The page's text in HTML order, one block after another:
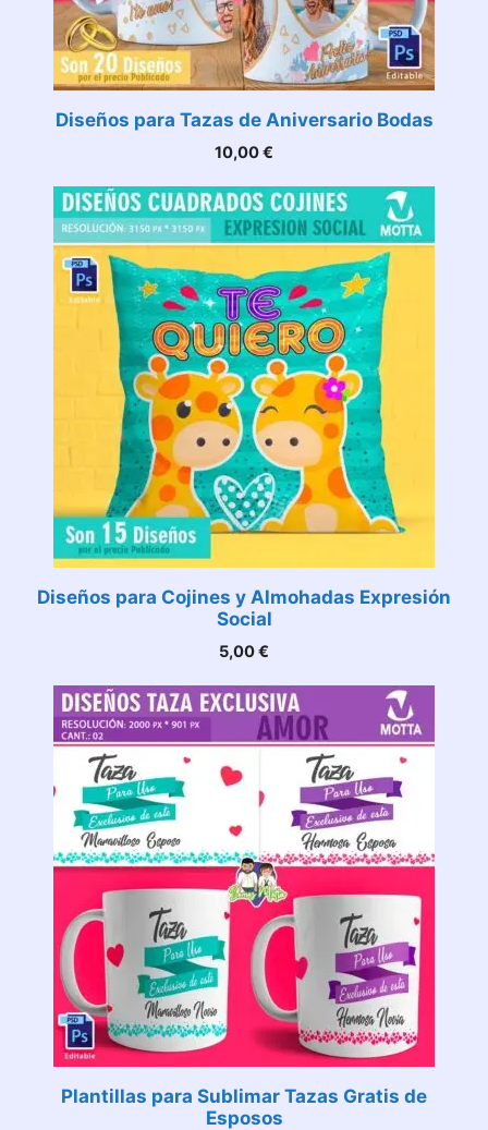
Diseños para Tazas de Aniversario Bodas
10,00€
Diseños para Cojines y Almohadas Expresión
Social
5,00€
Plantillas para Sublimar Tazas Gratis de
Esposos